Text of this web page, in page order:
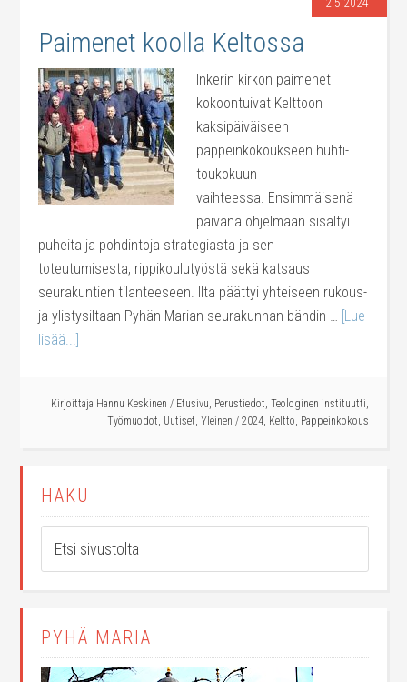
Paimenet koolla Keltossa
Inkerin kirkon paimenet
kokoontuivat Kelttoon
kaksipäiväiseen
pappeinkokoukseen huhti-
toukokuun
vaihteessa. Ensimmäisenä
päivänä ohjelmaan sisältyi
puheita ja pohdintoja strategiasta ja sen
toteutumisesta, rippikoulutyöstä sekä katsaus
seurakuntien tilanteeseen. Ilta päättyi yhteiseen rukous-
ja ylistysiltaan Pyhän Marian seurakunnan bändin … [Lue
lisää...]
Kirjoittaja Hannu Keskinen / Etusivu, Perustiedot, Teologinen instituutti,
Työmuodot, Uutiset, Yleinen / 2024, Keltto, Pappeinkokous
HAKU
PYHÄ MARIA